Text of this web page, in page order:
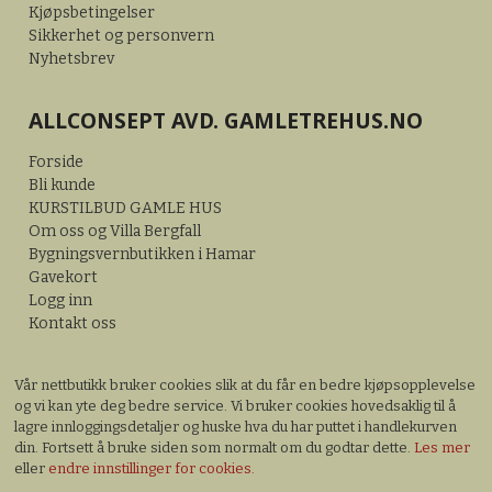
Kjøpsbetingelser
Sikkerhet og personvern
Nyhetsbrev
ALLCONSEPT AVD. GAMLETREHUS.NO
Forside
Bli kunde
KURSTILBUD GAMLE HUS
Om oss og Villa Bergfall
Bygningsvernbutikken i Hamar
Gavekort
Logg inn
Kontakt oss
Vår nettbutikk bruker cookies slik at du får en bedre kjøpsopplevelse
og vi kan yte deg bedre service. Vi bruker cookies hovedsaklig til å
lagre innloggingsdetaljer og huske hva du har puttet i handlekurven
din. Fortsett å bruke siden som normalt om du godtar dette.Les mer
eller endre innstillinger for cookies.